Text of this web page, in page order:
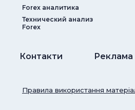
Forex аналитика
Технический анализ
Forex
Контакти Реклама
Правила використання